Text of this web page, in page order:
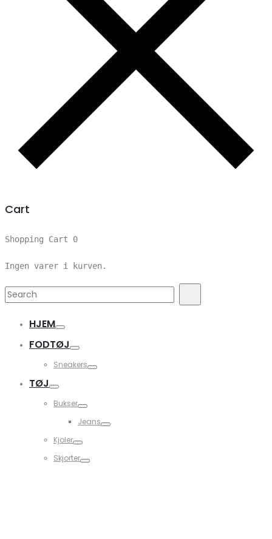
Cart
Shopping Cart 0
Ingen varer i kurven.
Search
HJEM
FODTØJ
Sneakers
TØJ
Bukser
Jeans
Kjoler
Skjorter